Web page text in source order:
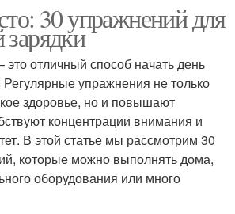
30 упражнений для
это отличный способ начать день
Регулярные упражнения не только
здоровье, но и повышают
концентрации внимания и
В этой статье мы рассмотрим 30
которые можно выполнять дома,
оборудования или много